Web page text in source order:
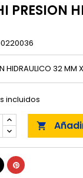
PRESION
HIDRAULICO 32 MM
incluidos

Pinterest